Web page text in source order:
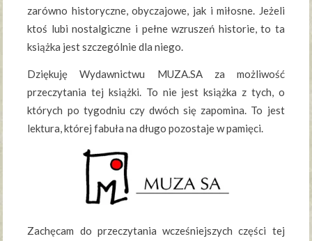
zarówno historyczne, obyczajowe, jak i miłosne. Jeżeli
ktoś lubi nostalgiczne i pełne wzruszeń historie, to ta
książka jest szczególnie dla niego.
Dziękuję Wydawnictwu MUZA.SA za możliwość
przeczytania tej książki. To nie jest książka z tych, o
których po tygodniu czy dwóch się zapomina. To jest
lektura, której fabuła na długo pozostaje w pamięci.
Zachęcam do przeczytania wcześniejszych części tej